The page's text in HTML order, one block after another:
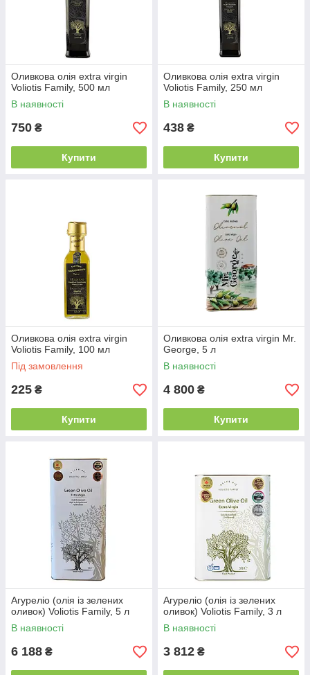
Оливкова олія extra virgin
Voliotis Family, 500 мл
В наявності
750 ₴
Купити
Оливкова олія extra virgin
Voliotis Family, 250 мл
В наявності
438 ₴
Купити
Оливкова олія extra virgin
Voliotis Family, 100 мл
Під замовлення
225 ₴
Купити
Оливкова олія extra virgin Mr.
George, 5 л
В наявності
4 800 ₴
Купити
Агуреліо (олія із зелених
оливок) Voliotis Family, 5 л
В наявності
6 188 ₴
Агуреліо (олія із зелених
оливок) Voliotis Family, 3 л
В наявності
3 812 ₴